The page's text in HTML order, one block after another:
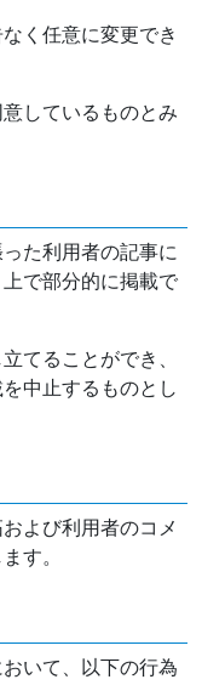
く任意に変更でき
しているものとみ
た利用者の記事に
で部分的に掲載で
てることができ、
中止するものとし
よび利用者のコメ
す。
いて、以下の行為